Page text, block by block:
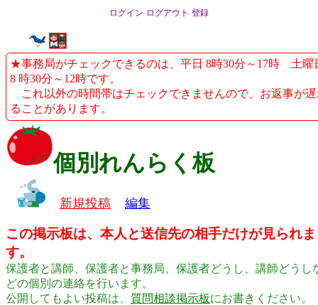
ログイン ログアウト 登録
★事務局がチェックできるのは、平日 8時30分～17時 土曜
8 時30分～12時です。
これ以外の時間帯はチェックできませんので、お返事が
ることがあります。
個別れんらく板
新規投稿 編集
この掲示板は、本人と送信先の相手だけが見られま
す。
保護者と講師、保護者と事務局、保護者どうし、講師どうし
どの個別の連絡を行います。
公開してもよい投稿は、 質問相談掲示板にお書きください。